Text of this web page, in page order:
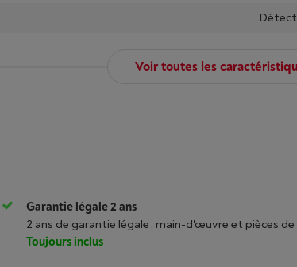
Voir toutes les
Garantie légale 2 ans
2 ans de garantie légale : main-d'œuvre et pièces
Toujours inclus